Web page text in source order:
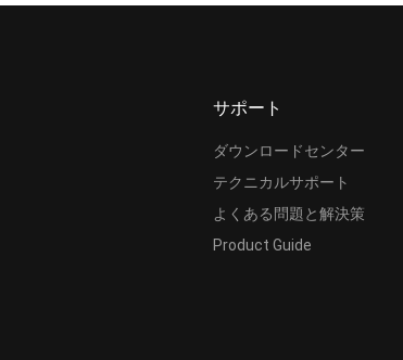
サポート
ダウンロードセンター
テクニカルサポート
よくある問題と解決策
Product Guide